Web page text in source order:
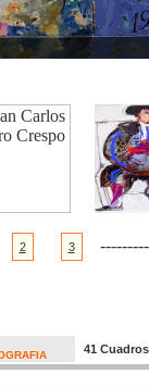
2 3
41 Cuadros